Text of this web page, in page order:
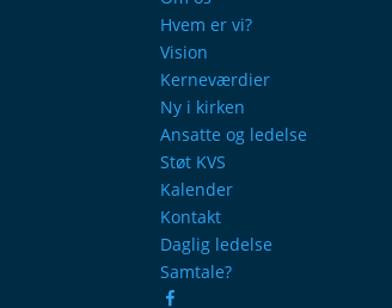
Hvem er vi?
Vision
Kerneværdier
Ny i kirken
Ansatte og ledelse
Støt KVS
Kalender
Kontakt
Daglig ledelse
Samtale?